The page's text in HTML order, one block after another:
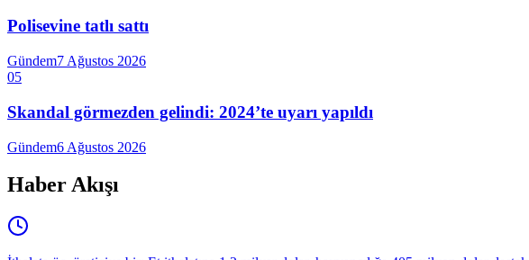
Polisevine tatlı sattı
Gündem7 Ağustos 2026
05
Skandal görmezden gelindi: 2024’te uyarı yapıldı
Gündem6 Ağustos 2026
Haber Akışı